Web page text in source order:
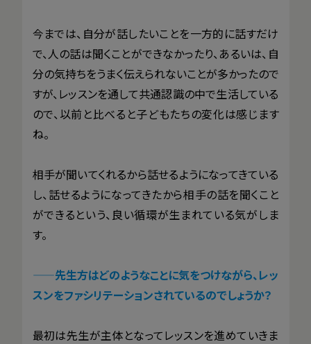
今までは、自分が話したいことを一方的に話すだけ
で、人の話は聞くことができなかったり、あるいは、自
分の気持ちをうまく伝えられないことが多かったので
すが、レッスンを通して共通認識の中で生活している
ので、以前と比べると子どもたちの変化は感じます
ね。
相手が聞いてくれるから話せるようになってきている
し、話せるようになってきたから相手の話を聞くこと
ができるという、良い循環が生まれている気がしま
す。
——先生方はどのようなことに気をつけながら、レッ
スンをファシリテーションされているのでしょうか？
最初は先生が主体となってレッスンを進めていきま